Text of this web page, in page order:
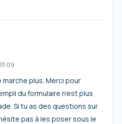
13:09
marche plus. Merci pour
du formulaire n’est plus
Si tu as des questions sur
pas à les poser sous le